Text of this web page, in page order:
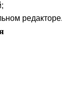
редакторе.